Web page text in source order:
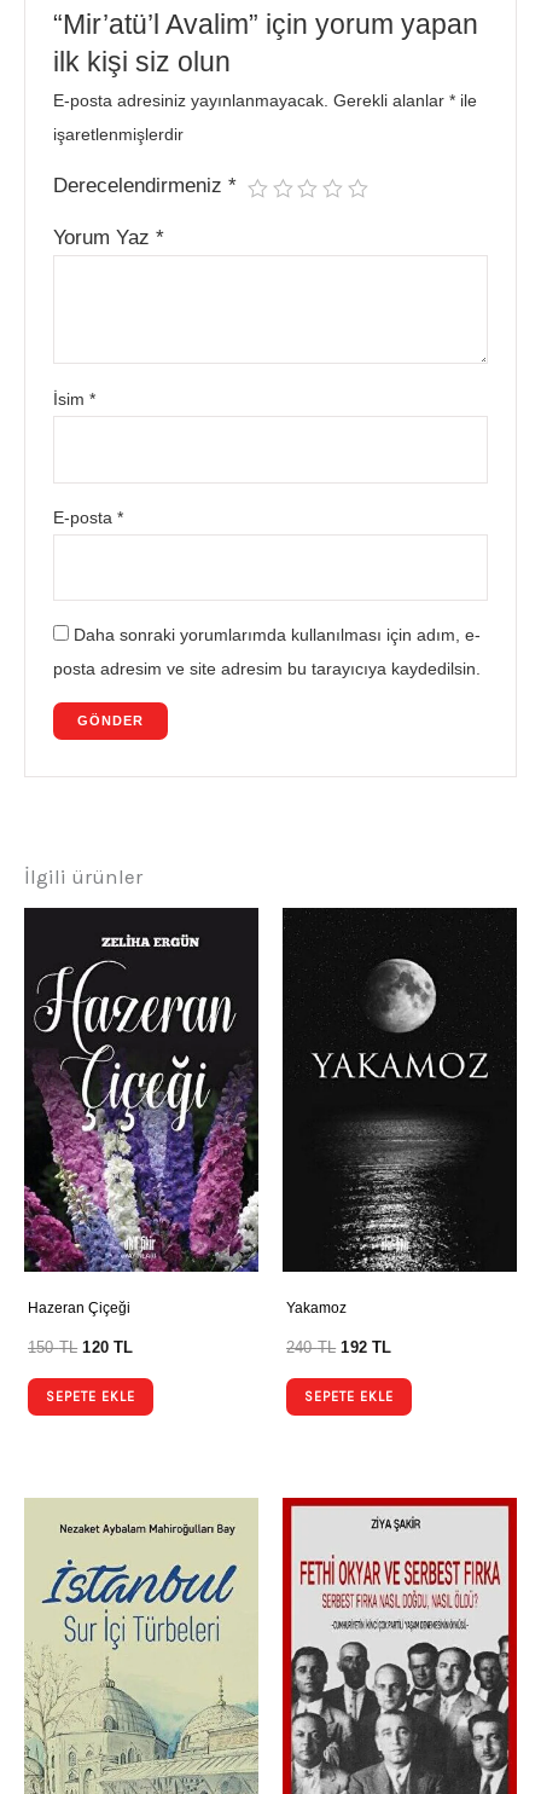
“Mir’atü’l Avalim” için yorum yapan
ilk kişi siz olun
E-posta adresiniz yayınlanmayacak. Gerekli alanlar* ile
işaretlenmişlerdir
Derecelendirmeniz*
Yorum Yaz*
İsim*
E-posta*
Daha sonraki yorumlarımda kullanılması için adım, e-
posta adresim ve site adresim bu tarayıcıya kaydedilsin.
İlgili ürünler
Hazeran Çiçeği
150TL 120TL
SEPETE EKLE
Yakamoz
240TL 192TL
SEPETE EKLE